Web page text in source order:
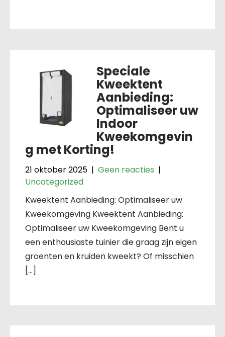
Speciale
Kweektent
Aanbieding:
Optimaliseer uw
Indoor
Kweekomgevin
g met Korting!
21 oktober 2025 | Geen reacties |
Uncategorized
Kweektent Aanbieding: Optimaliseer uw
Kweekomgeving Kweektent Aanbieding:
Optimaliseer uw Kweekomgeving Bent u
een enthousiaste tuinier die graag zijn eigen
groenten en kruiden kweekt? Of misschien
[…]